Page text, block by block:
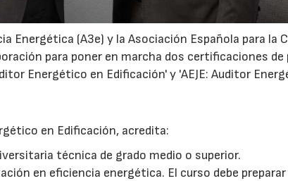
Energética (A3e) y la Asociación Española para la
para poner en marcha dos certificaciones
Energético en Edificación' y 'AEJE: Auditor
en Edificación, acredita:
técnica de grado medio o superior.
en eficiencia energética. El curso debe